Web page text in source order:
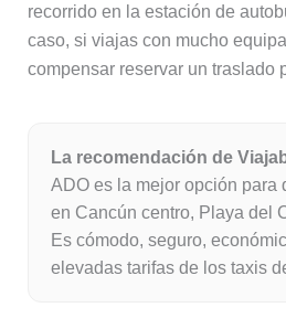
recorrido en la estación de
caso, si viajas con mucho
compensar reservar un traslado
La recomendación de
ADO es la mejor opción para
en Cancún centro, Playa del
Es cómodo, seguro,
elevadas tarifas de los taxis